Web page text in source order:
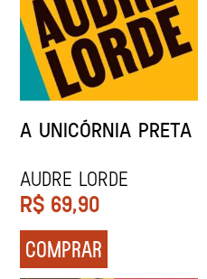
A UNICÓRNIA PRETA
Audre Lorde
R$ 69,90
COMPRAR